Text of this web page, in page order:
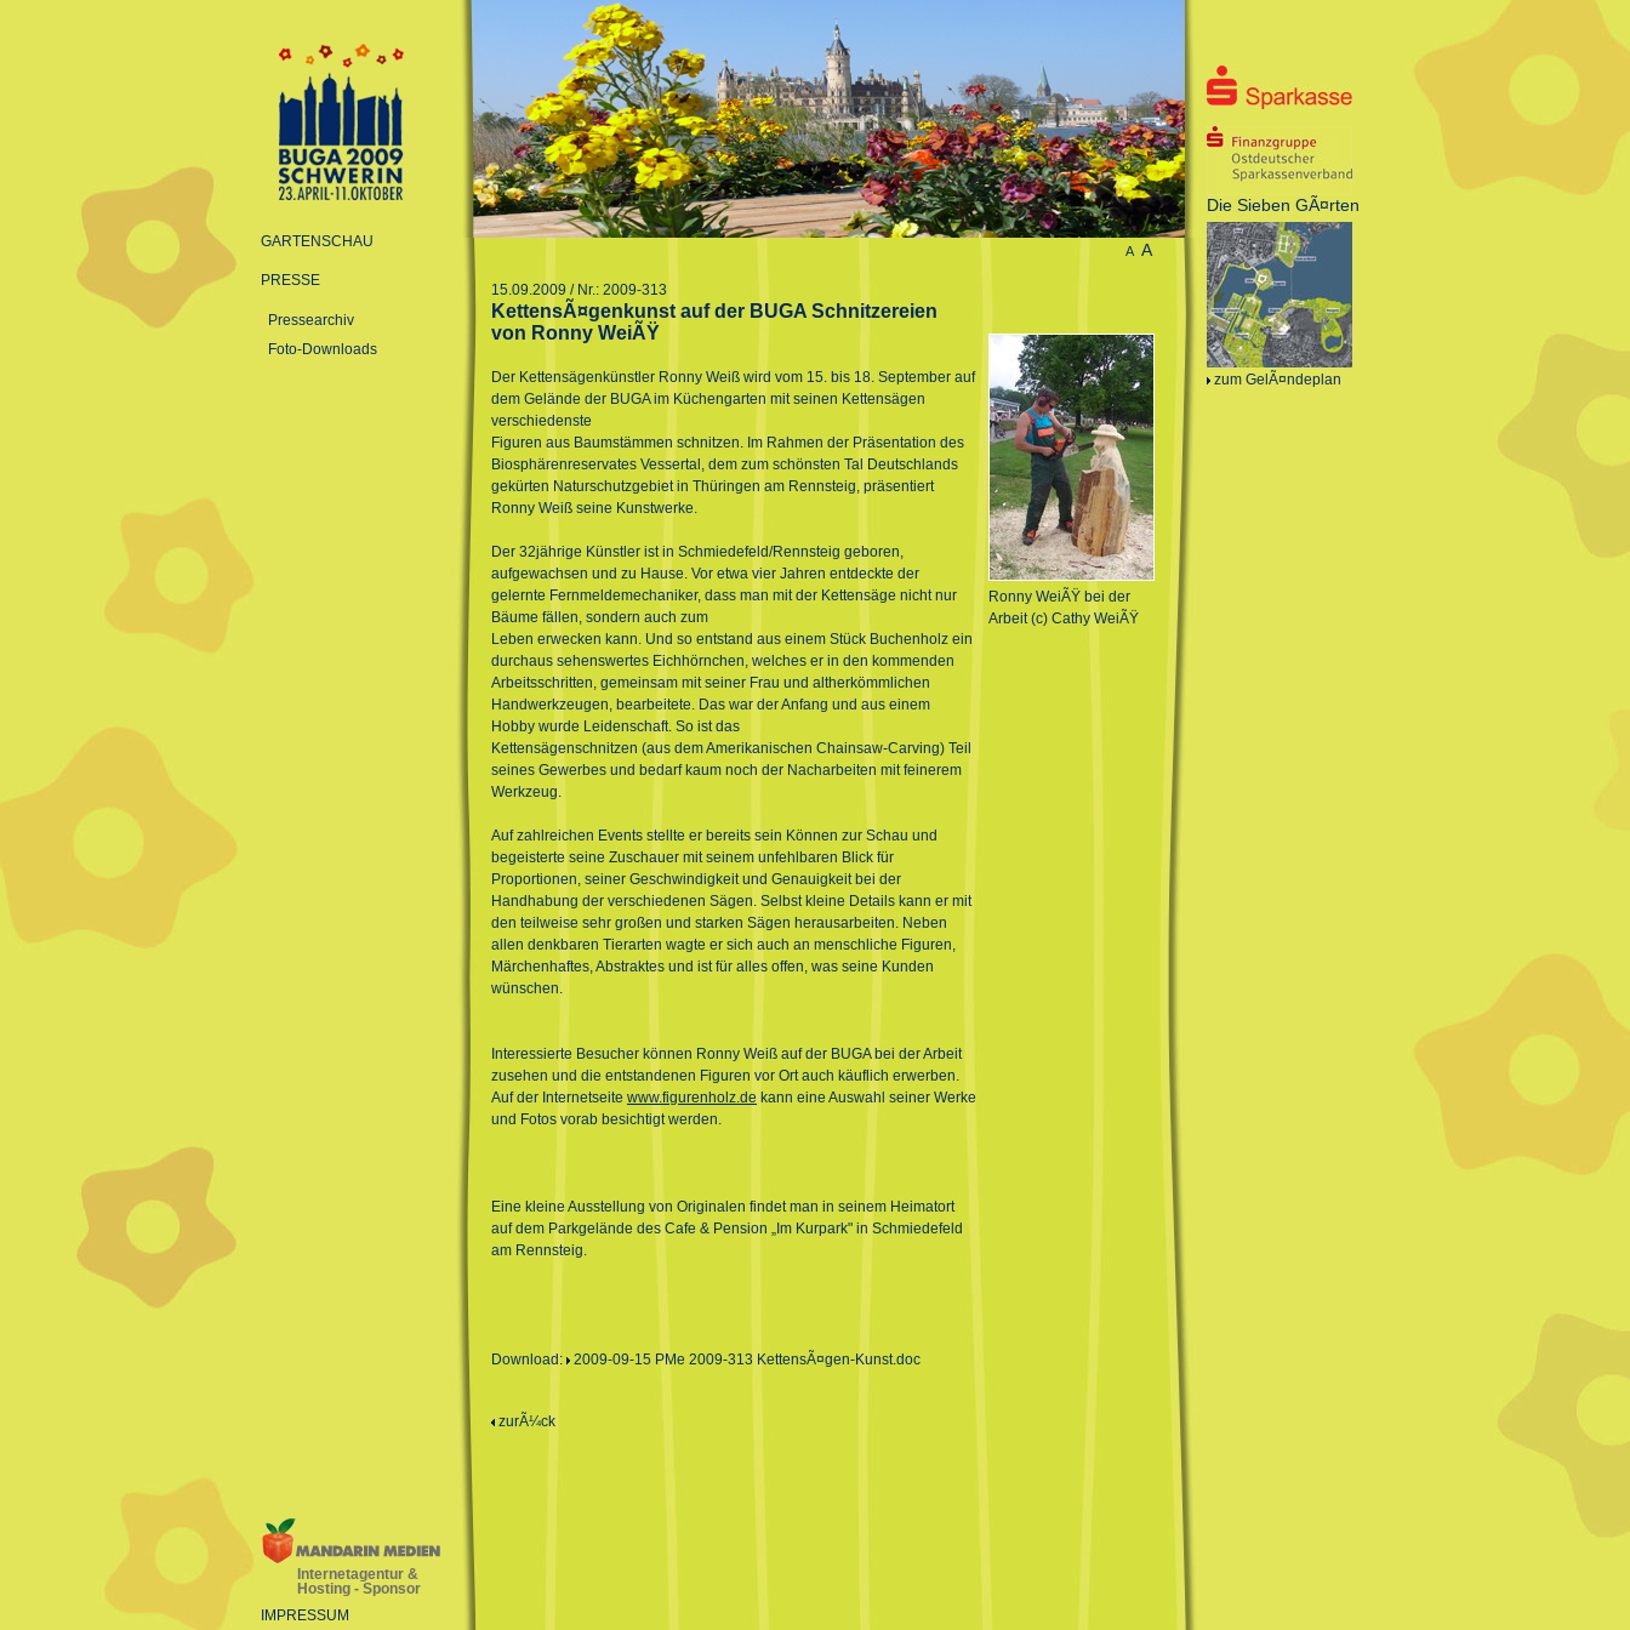
GARTENSCHAU
PRESSE
Pressearchiv
Foto-Downloads
A A
15.09.2009 / Nr.: 2009-313
KettensÃ¤genkunst auf der BUGA Schnitzereien
von Ronny WeiÃŸ
Der Kettensägenkünstler Ronny Weiß wird vom 15. bis 18. September auf
dem Gelände der BUGA im Küchengarten mit seinen Kettensägen
verschiedenste
Figuren aus Baumstämmen schnitzen. Im Rahmen der Präsentation des
Biosphärenreservates Vessertal, dem zum schönsten Tal Deutschlands
gekürten Naturschutzgebiet in Thüringen am Rennsteig, präsentiert
Ronny Weiß seine Kunstwerke.
Der 32jährige Künstler ist in Schmiedefeld/Rennsteig geboren,
aufgewachsen und zu Hause. Vor etwa vier Jahren entdeckte der
gelernte Fernmeldemechaniker, dass man mit der Kettensäge nicht nur
Bäume fällen, sondern auch zum
Leben erwecken kann. Und so entstand aus einem Stück Buchenholz ein
durchaus sehenswertes Eichhörnchen, welches er in den kommenden
Arbeitsschritten, gemeinsam mit seiner Frau und altherkömmlichen
Handwerkzeugen, bearbeitete. Das war der Anfang und aus einem
Hobby wurde Leidenschaft. So ist das
Kettensägenschnitzen (aus dem Amerikanischen Chainsaw-Carving) Teil
seines Gewerbes und bedarf kaum noch der Nacharbeiten mit feinerem
Werkzeug.
Auf zahlreichen Events stellte er bereits sein Können zur Schau und
begeisterte seine Zuschauer mit seinem unfehlbaren Blick für
Proportionen, seiner Geschwindigkeit und Genauigkeit bei der
Handhabung der verschiedenen Sägen. Selbst kleine Details kann er mit
den teilweise sehr großen und starken Sägen herausarbeiten. Neben
allen denkbaren Tierarten wagte er sich auch an menschliche Figuren,
Märchenhaftes, Abstraktes und ist für alles offen, was seine Kunden
wünschen.
Interessierte Besucher können Ronny Weiß auf der BUGA bei der Arbeit
zusehen und die entstandenen Figuren vor Ort auch käuflich erwerben.
Auf der Internetseite www.figurenholz.de kann eine Auswahl seiner Werke
und Fotos vorab besichtigt werden.
Eine kleine Ausstellung von Originalen findet man in seinem Heimatort
auf dem Parkgelände des Cafe & Pension „Im Kurpark" in Schmiedefeld
am Rennsteig.
Download: 2009-09-15 PMe 2009-313 KettensÃ¤gen-Kunst.doc
zurÃ¼ck
Ronny WeiÃŸ bei der
Arbeit (c) Cathy WeiÃŸ
Die Sieben GÃ¤rten
zum GelÃ¤ndeplan
Internetagentur &
Hosting - Sponsor
IMPRESSUM